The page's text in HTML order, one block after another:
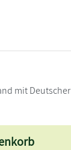
mit Deutscher